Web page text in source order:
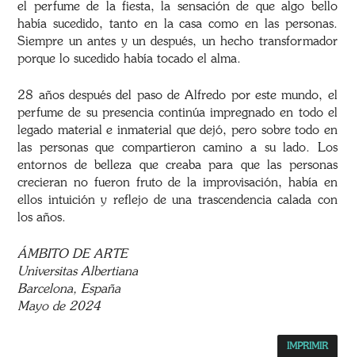
el perfume de la fiesta, la sensación de que algo bello
había sucedido, tanto en la casa como en las personas.
Siempre un antes y un después, un hecho transformador
porque lo sucedido había tocado el alma.
28 años después del paso de Alfredo por este mundo, el
perfume de su presencia continúa impregnado en todo el
legado material e inmaterial que dejó, pero sobre todo en
las personas que compartieron camino a su lado. Los
entornos de belleza que creaba para que las personas
crecieran no fueron fruto de la improvisación, había en
ellos intuición y reflejo de una trascendencia calada con
los años.
ÁMBITO DE ARTE
Universitas Albertiana
Barcelona, España
Mayo de 2024
IMPRIMIR